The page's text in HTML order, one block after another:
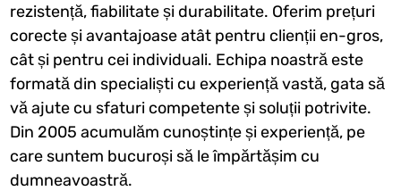
rezistență, fiabilitate și durabilitate. Oferim prețuri
corecte și avantajoase atât pentru clienții en-gros,
cât și pentru cei individuali. Echipa noastră este
formată din specialiști cu experiență vastă, gata să
vă ajute cu sfaturi competente și soluții potrivite.
Din 2005 acumulăm cunoștințe și experiență, pe
care suntem bucuroși să le împărtășim cu
dumneavoastră.